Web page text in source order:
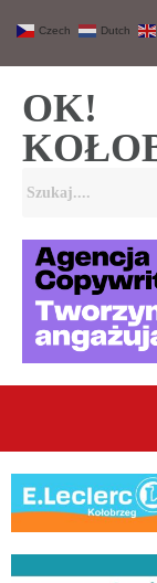
OK!
Czech Dutch